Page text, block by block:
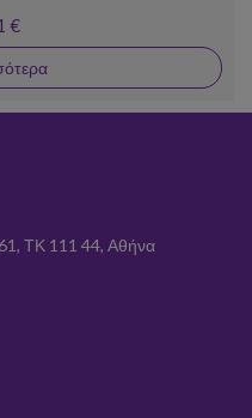
€
ΤΚ 111 44, Αθήνα